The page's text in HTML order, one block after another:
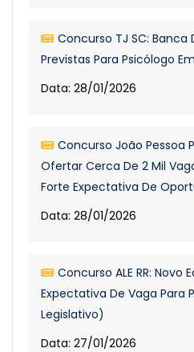
Concurso TJ SC: Banca
Previstas Para Psicólogo
Data: 28/01/2026
Concurso João Pessoa
Ofertar Cerca De 2 Mil
Forte Expectativa De
Data: 28/01/2026
Concurso ALE RR: Novo
Expectativa De Vaga Para
Legislativo)
Data: 27/01/2026